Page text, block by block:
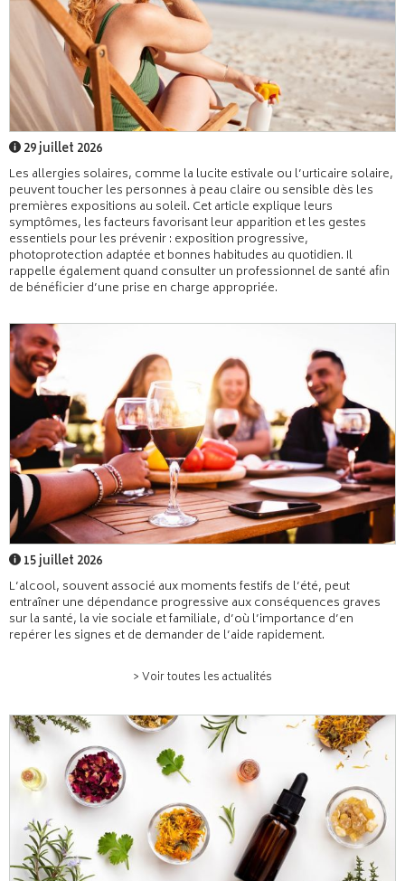
29 juillet 2026
Les allergies solaires, comme la lucite estivale ou l’urticaire solaire,
peuvent toucher les personnes à peau claire ou sensible dès les
premières expositions au soleil. Cet article explique leurs
symptômes, les facteurs favorisant leur apparition et les gestes
essentiels pour les prévenir : exposition progressive,
photoprotection adaptée et bonnes habitudes au quotidien. Il
rappelle également quand consulter un professionnel de santé afin
de bénéficier d’une prise en charge appropriée.
15 juillet 2026
L’alcool, souvent associé aux moments festifs de l’été, peut
entraîner une dépendance progressive aux conséquences graves
sur la santé, la vie sociale et familiale, d’où l’importance d’en
repérer les signes et de demander de l’aide rapidement.
> Voir toutes les actualités